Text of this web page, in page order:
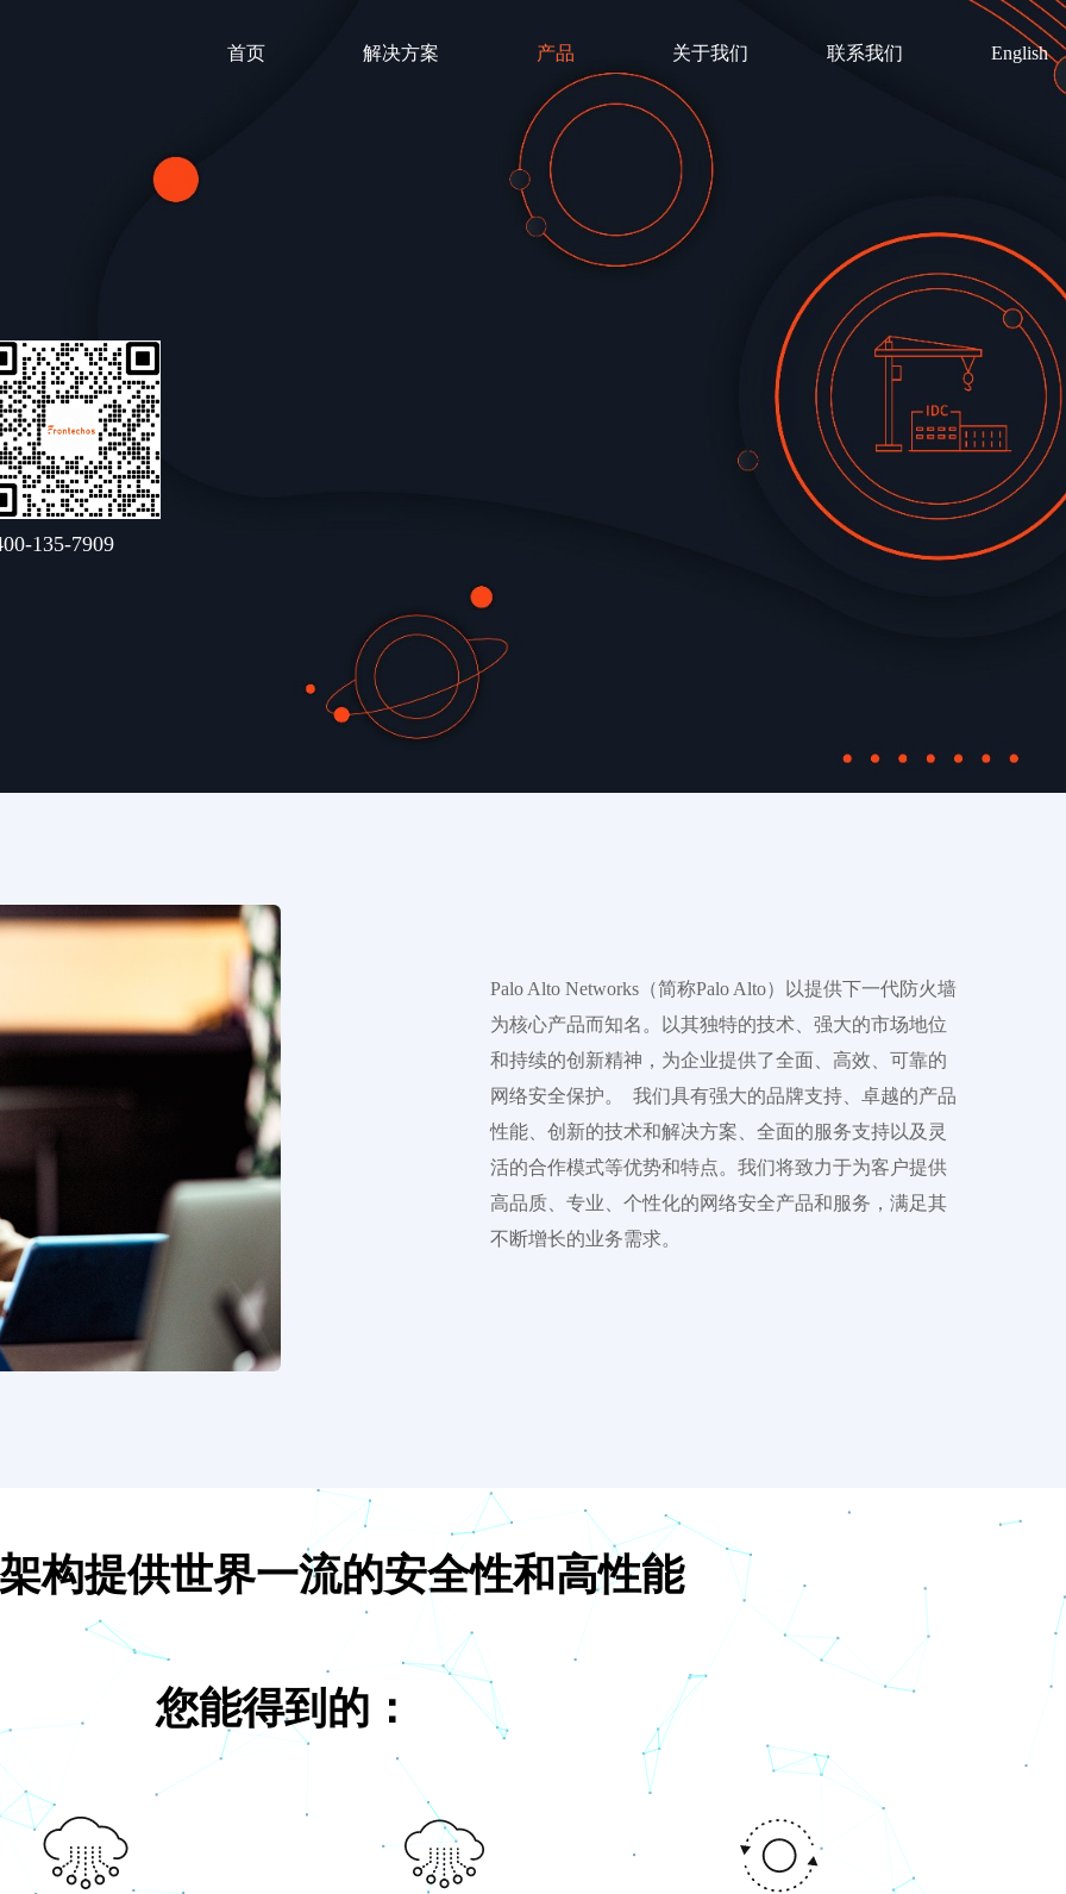
首页 解决方案 产品 关于我们 联系我们 English
135-7909
Palo Alto Networks（简称Palo Alto）以提供下一代防火墙
为核心产品而知名。以其独特的技术、强大的市场地位
和持续的创新精神，为企业提供了全面、高效、可靠的
网络安全保护。  我们具有强大的品牌支持、卓越的产品
性能、创新的技术和解决方案、全面的服务支持以及灵
活的合作模式等优势和特点。我们将致力于为客户提供
高品质、专业、个性化的网络安全产品和服务，满足其
不断增长的业务需求。
构提供世界一流的安全性和高性能
您能得到的：